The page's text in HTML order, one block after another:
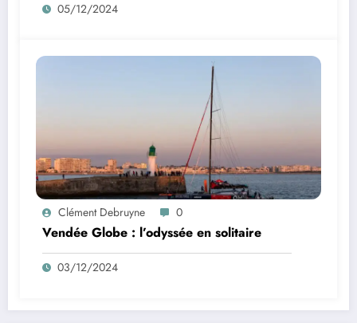
05/12/2024
Clément Debruyne 0
Vendée Globe : l’odyssée en solitaire
03/12/2024